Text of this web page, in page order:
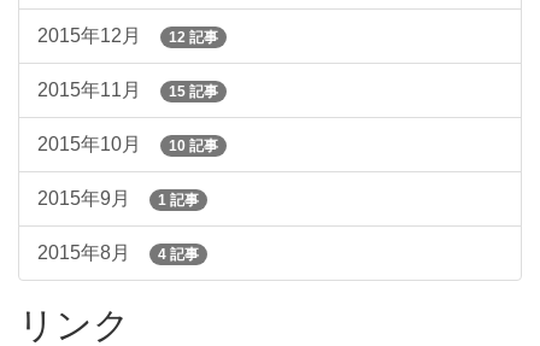
2015年12月 12 記事
2015年11月 15 記事
2015年10月 10 記事
2015年9月 1 記事
2015年8月 4 記事
リンク